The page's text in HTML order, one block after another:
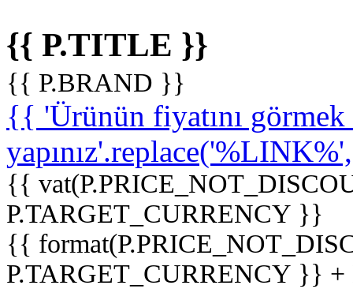
{{ P.TITLE }}
{{ P.BRAND }}
{{ 'Ürünün fiyatını
{{
P.TARGET_CURRENCY }}
{{
P.TARGET_CURRENCY }}